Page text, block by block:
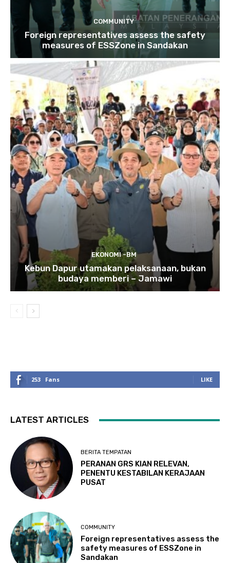
COMMUNITY
Foreign representatives assess the safety
measures of ESSZone in Sandakan
EKONOMI -BM
Kebun Dapur utamakan pelaksanaan, bukan
budaya memberi – Jamawi
253 Fans LIKE
LATEST ARTICLES
BERITA TEMPATAN
PERANAN GRS KIAN RELEVAN,
PENENTU KESTABILAN KERAJAAN
PUSAT
COMMUNITY
Foreign representatives assess the
safety measures of ESSZone in
Sandakan